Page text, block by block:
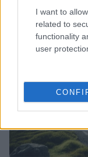
I want to
related to
functionality
user
Sécurité Des
Propriétaire De
Redazione Online · 28